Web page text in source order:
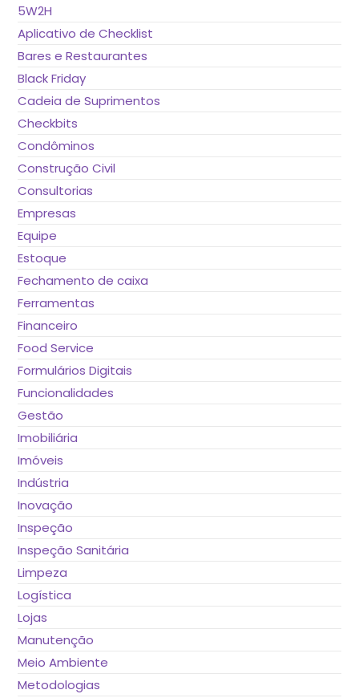
5W2H
Aplicativo de Checklist
Bares e Restaurantes
Black Friday
Cadeia de Suprimentos
Checkbits
Condôminos
Construção Civil
Consultorias
Empresas
Equipe
Estoque
Fechamento de caixa
Ferramentas
Financeiro
Food Service
Formulários Digitais
Funcionalidades
Gestão
Imobiliária
Imóveis
Indústria
Inovação
Inspeção
Inspeção Sanitária
Limpeza
Logística
Lojas
Manutenção
Meio Ambiente
Metodologias